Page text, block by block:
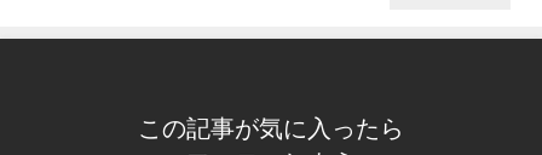
この記事が気に入ったら